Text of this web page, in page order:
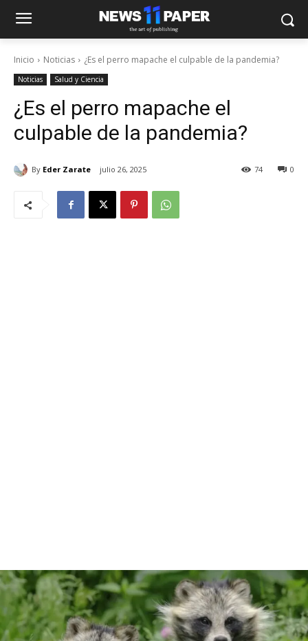
Inicio Noticias ¿Es el perro mapache el culpable de la pandemia?
Noticias Salud y Ciencia
¿Es el perro mapache el
culpable de la pandemia?
By Eder Zarate julio 26, 2025 0
74